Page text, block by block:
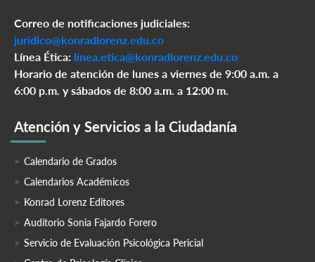
Correo de notificaciones judiciales:
juridico@konradlorenz.edu.co
Línea Ética: linea.etica@konradlorenz.edu.co
Horario de atención de lunes a viernes de 9:00 a.m. a
6:00 p.m. y sábados de 8:00 a.m. a 12:00 m.
Atención y Servicios a la Ciudadanía
Calendario de Grados
Calendarios Académicos
Konrad Lorenz Editores
Auditorio Sonia Fajardo Forero
Servicio de Evaluación Psicológica Pericial